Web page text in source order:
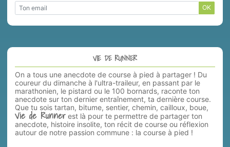
OK
VIE DE RUNNER
On a tous une anecdote de course à pied à partager ! Du
coureur du dimanche à l'ultra-traileur, en passant par le
marathonien, le pistard ou le 100 bornards, raconte ton
anecdote sur ton dernier entraînement, ta dernière course.
Que tu sois tartan, bitume, sentier, chemin, cailloux, boue,
Vie de Runner est là pour te permettre de partager ton
anecdote, histoire insolite, ton récit de course ou réflexion
autour de notre passion commune : la course à pied !